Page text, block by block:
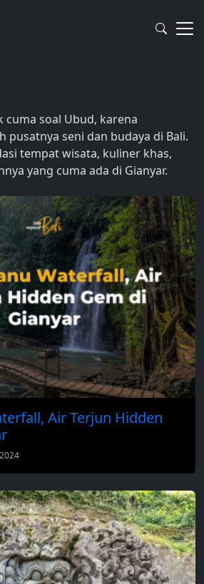
cuma soal Ubud, karena
pusatnya seni dan budaya di Bali.
tempat wisata, kuliner khas,
yang cuma ada di Gianyar.
Air Terjun Hidden